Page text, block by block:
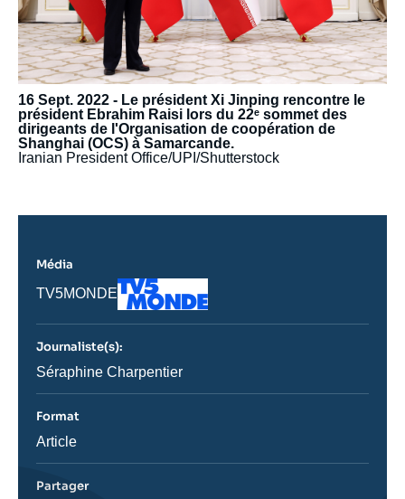
16 Sept. 2022 - Le président Xi Jinping rencontre le
président Ebrahim Raisi lors du 22ᵉ sommet des
dirigeants de l'Organisation de coopération de
Shanghai (OCS) à Samarcande.
Iranian President Office/UPI/Shutterstock
Média
Nom
journal,
ou
émission
TV5MONDE
Logo
Journaliste(s):
Journaliste
Séraphine Charpentier
Format
Catégorie
Article
Partager